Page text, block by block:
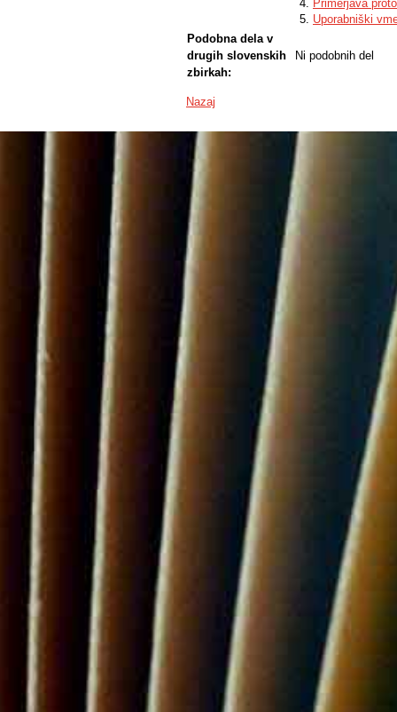
Primerjava
Uporabniški
Podobna dela v
drugih slovenskih
zbirkah:
Ni podobnih del
Nazaj